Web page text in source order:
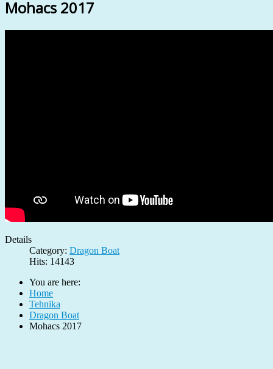
Mohacs 2017
Details
Category: Dragon Boat
Hits: 14143
You are here:
Home
Tehnika
Dragon Boat
Mohacs 2017